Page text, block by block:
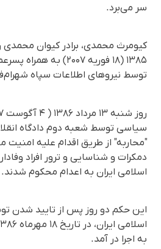
سر می‌برد.
۱۳۸۵ (۱۸ فوریه ۲۰۰۷)
توسط نیروهای اطلاعات سپاه
سیاسی توسط شعبه دوم دادگاه
"محاربه" از طریق اقدام علیه
دمکرات و شناسایی و ترور افراد
اسلامی ایران به اعدام محکوم شدند.
این حکم دو روز پس از تایید شدن
به اجرا در آمد.